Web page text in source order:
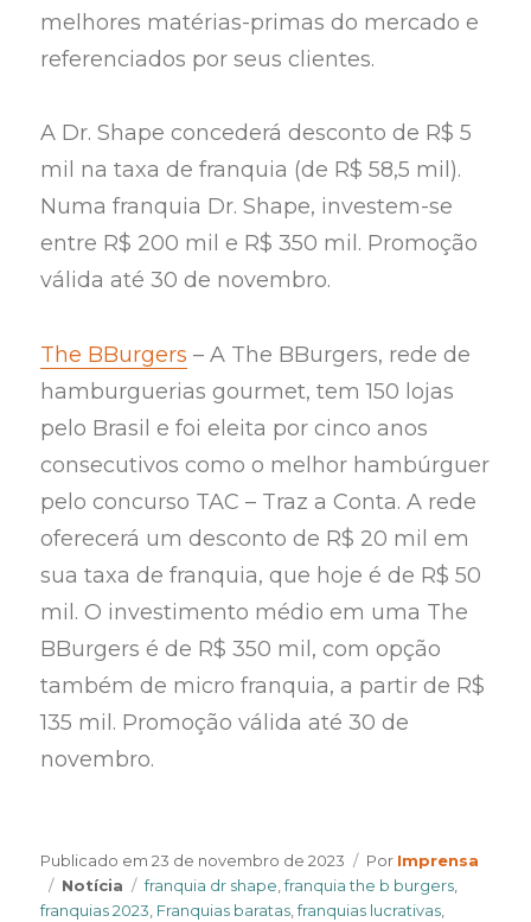
melhores matérias-primas do mercado e
referenciados por seus clientes.
A Dr. Shape concederá desconto de R$ 5
mil na taxa de franquia (de R$ 58,5 mil).
Numa franquia Dr. Shape, investem-se
entre R$ 200 mil e R$ 350 mil. Promoção
válida até 30 de novembro.
The BBurgers – A The BBurgers, rede de
hamburguerias gourmet, tem 150 lojas
pelo Brasil e foi eleita por cinco anos
consecutivos como o melhor hambúrguer
pelo concurso TAC – Traz a Conta. A rede
oferecerá um desconto de R$ 20 mil em
sua taxa de franquia, que hoje é de R$ 50
mil. O investimento médio em uma The
BBurgers é de R$ 350 mil, com opção
também de micro franquia, a partir de R$
135 mil. Promoção válida até 30 de
novembro.
Publicado em23 de novembro de 2023 Por Author
Imprensa
Categories
Notícia Tags
franquia dr shape,franquia the b burgers,
franquias 2023, Franquias baratas,franquias lucrativas,